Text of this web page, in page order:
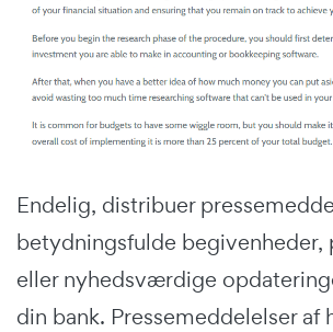
Endelig, distribuer
betydningsfulde
eller nyhedsværdige
din bank. Pressemeddelelser af